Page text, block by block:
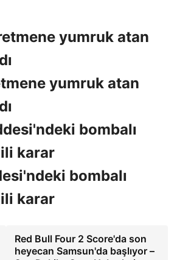
yumruk atan
bombalı
karar
Red Bull Four 2 Score'da son
heyecan Samsun'da başlıyor –